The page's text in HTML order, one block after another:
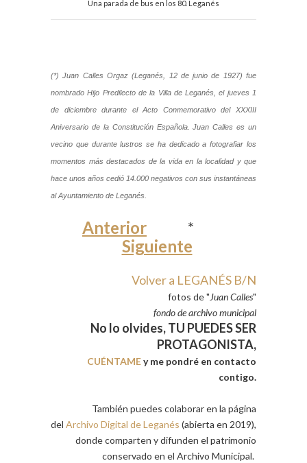
Una parada de bus en los 80. Leganés
(*) Juan Calles Orgaz (Leganés, 12 de junio de 1927) fue
nombrado Hijo Predilecto de la Villa de Leganés, el jueves 1
de diciembre durante el Acto Conmemorativo del XXXIII
Aniversario de la Constitución Española. Juan Calles es un
vecino que durante lustros se ha dedicado a fotografiar los
momentos más destacados de la vida en la localidad y que
hace unos años cedió 14.000 negativos con sus instantáneas
al Ayuntamiento de Leganés.
Anterior
*
Siguiente
Volver a LEGANÉS B/N
fotos de "Juan Calles"
fondo de archivo municipal
No lo olvides, TU PUEDES SER
PROTAGONISTA,
CUÉNTAMEy me pondré en contacto
contigo.
También puedes colaborar en la página
del Archivo Digital de Leganés (abierta en 2019),
donde comparten y difunden el patrimonio
conservado en el Archivo Municipal.